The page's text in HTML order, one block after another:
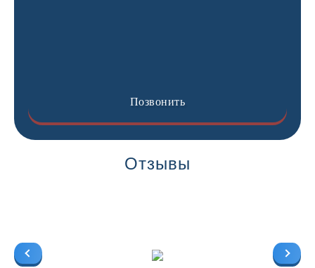
Отзывы
Позвонить